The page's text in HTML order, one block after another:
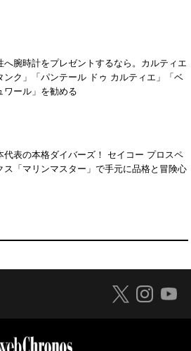
へ腕時計をプレゼントするなら。カルティエ
ンク」「パンテール ドゥ カルティエ」「ベ
ワール」を勧める
代表の本格ダイバーズ！ セイコー プロスペ
ス「マリンマスター」で手元に品格と冒険心